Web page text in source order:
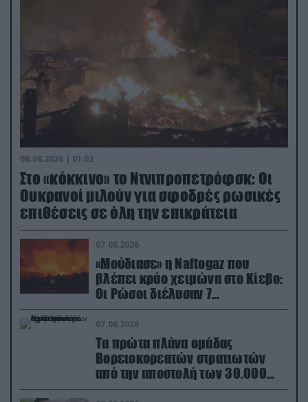
08.08.2026 | 01:02
Στο «κόκκινο» το Ντνιπροπετρόφσκ: Οι
Ουκρανοί μιλούν για σφοδρές ρωσικές
επιθέσεις σε όλη την επικράτεια
07.08.2026
«Μούδιασε» η Naftogaz που
βλέπει κρύο χειμώνα στο Κίεβο:
Οι Ρώσοι διέλυσαν 7
εγκαταστάσεις του ουκρανικού
κολοσσού!
07.08.2026
Τα πρώτα πλάνα ομάδας
Βορειοκορεατών στρατιωτών
από την αποστολή των 30.000
που έφτασαν στη Ρωσία (βίντεο)